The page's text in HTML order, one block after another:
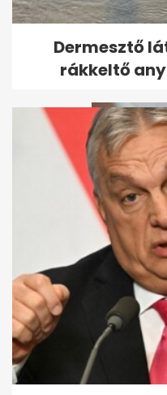
Egy új
„Amikor
fülednél
Dermesztő
rákkeltő